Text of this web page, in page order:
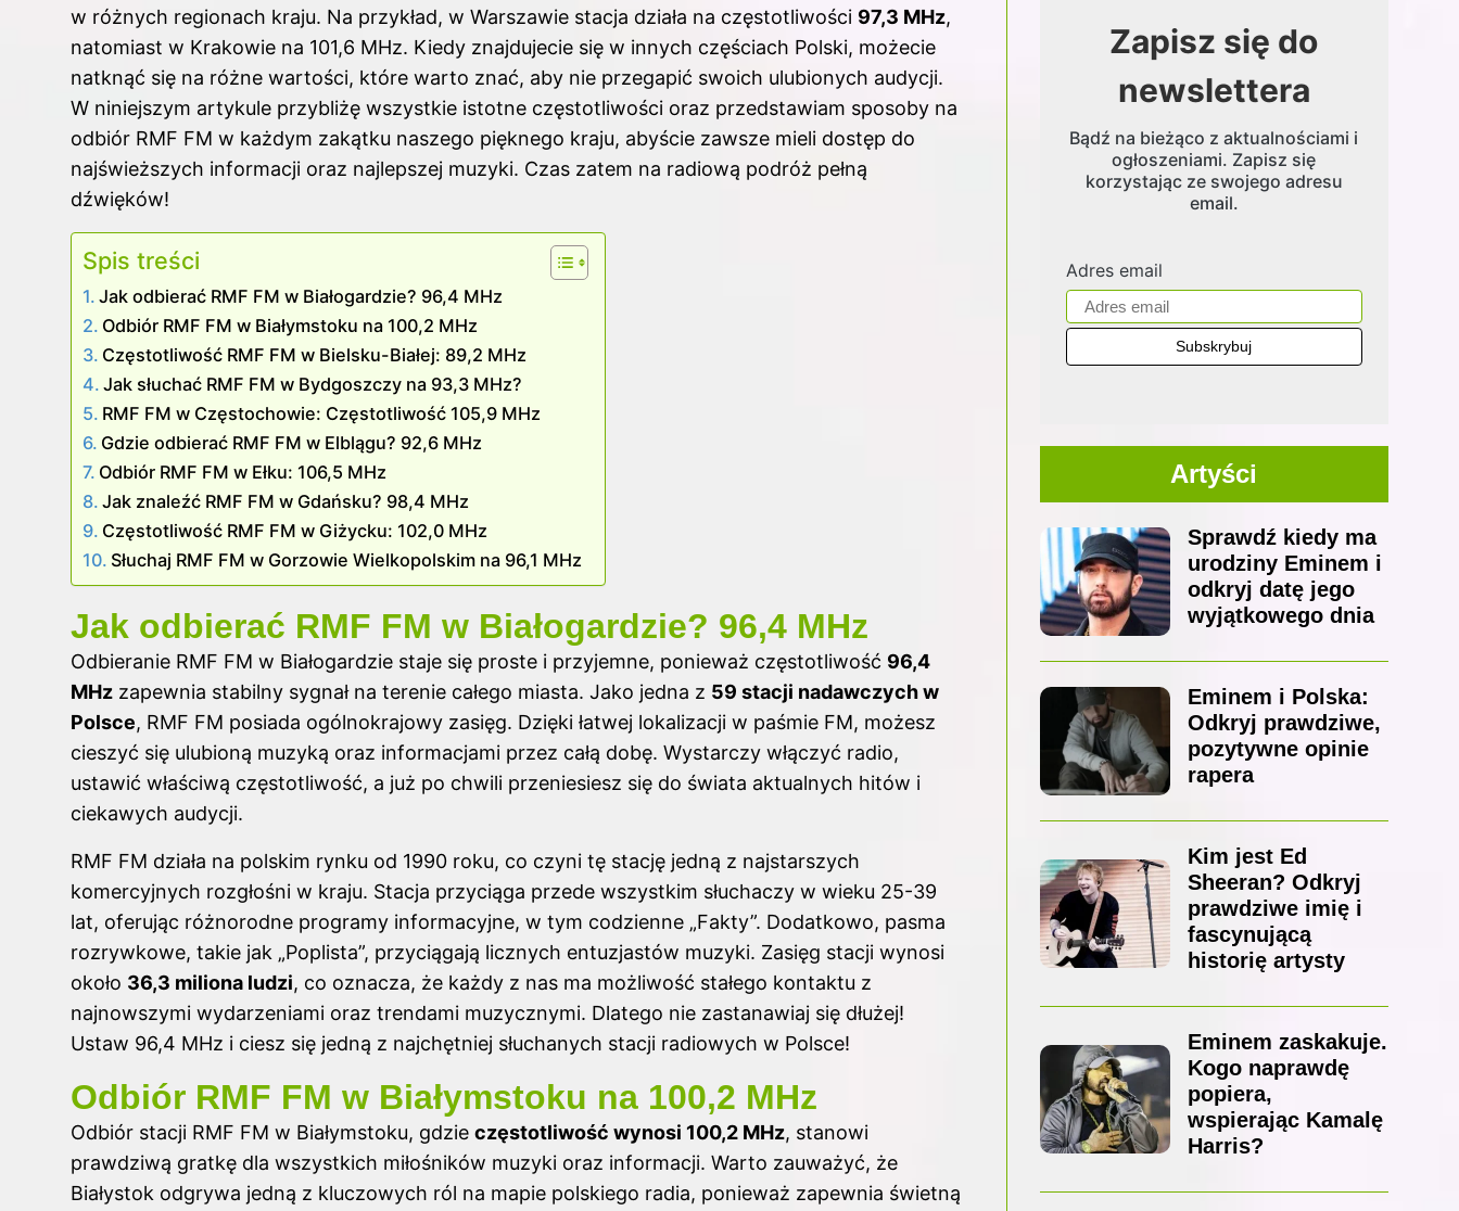
w różnych regionach kraju. Na przykład, w Warszawie stacja działa na częstotliwości 97,3 MHz,
natomiast w Krakowie na 101,6 MHz. Kiedy znajdujecie się w innych częściach Polski, możecie
natknąć się na różne wartości, które warto znać, aby nie przegapić swoich ulubionych audycji.
W niniejszym artykule przybliżę wszystkie istotne częstotliwości oraz przedstawiam sposoby na
odbiór RMF FM w każdym zakątku naszego pięknego kraju, abyście zawsze mieli dostęp do
najświeższych informacji oraz najlepszej muzyki. Czas zatem na radiową podróż pełną
dźwięków!
Spis treści
Jak odbierać RMF FM w Białogardzie? 96,4 MHz
Odbiór RMF FM w Białymstoku na 100,2 MHz
Częstotliwość RMF FM w Bielsku-Białej: 89,2 MHz
Jak słuchać RMF FM w Bydgoszczy na 93,3 MHz?
RMF FM w Częstochowie: Częstotliwość 105,9 MHz
Gdzie odbierać RMF FM w Elblągu? 92,6 MHz
Odbiór RMF FM w Ełku: 106,5 MHz
Jak znaleźć RMF FM w Gdańsku? 98,4 MHz
Częstotliwość RMF FM w Giżycku: 102,0 MHz
Słuchaj RMF FM w Gorzowie Wielkopolskim na 96,1 MHz
Jak odbierać RMF FM w Białogardzie? 96,4 MHz
Odbieranie RMF FM w Białogardzie staje się proste i przyjemne, ponieważ częstotliwość 96,4
MHz zapewnia stabilny sygnał na terenie całego miasta. Jako jedna z 59 stacji nadawczych w
Polsce, RMF FM posiada ogólnokrajowy zasięg. Dzięki łatwej lokalizacji w paśmie FM, możesz
cieszyć się ulubioną muzyką oraz informacjami przez całą dobę. Wystarczy włączyć radio,
ustawić właściwą częstotliwość, a już po chwili przeniesiesz się do świata aktualnych hitów i
ciekawych audycji.
RMF FM działa na polskim rynku od 1990 roku, co czyni tę stację jedną z najstarszych
komercyjnych rozgłośni w kraju. Stacja przyciąga przede wszystkim słuchaczy w wieku 25-39
lat, oferując różnorodne programy informacyjne, w tym codzienne „Fakty”. Dodatkowo, pasma
rozrywkowe, takie jak „Poplista”, przyciągają licznych entuzjastów muzyki. Zasięg stacji wynosi
około 36,3 miliona ludzi, co oznacza, że każdy z nas ma możliwość stałego kontaktu z
najnowszymi wydarzeniami oraz trendami muzycznymi. Dlatego nie zastanawiaj się dłużej!
Ustaw 96,4 MHz i ciesz się jedną z najchętniej słuchanych stacji radiowych w Polsce!
Odbiór RMF FM w Białymstoku na 100,2 MHz
Odbiór stacji RMF FM w Białymstoku, gdzie częstotliwość wynosi 100,2 MHz, stanowi
prawdziwą gratkę dla wszystkich miłośników muzyki oraz informacji. Warto zauważyć, że
Białystok odgrywa jedną z kluczowych ról na mapie polskiego radia, ponieważ zapewnia świetną
Zapisz się do
newslettera
Bądź na bieżąco z aktualnościami i
ogłoszeniami. Zapisz się
korzystając ze swojego adresu
email.
Adres email
Artyści
Sprawdź kiedy ma
urodziny Eminem i
odkryj datę jego
wyjątkowego dnia
Eminem i Polska:
Odkryj prawdziwe,
pozytywne opinie
rapera
Kim jest Ed
Sheeran? Odkryj
prawdziwe imię i
fascynującą
historię artysty
Eminem zaskakuje.
Kogo naprawdę
popiera,
wspierając Kamalę
Harris?